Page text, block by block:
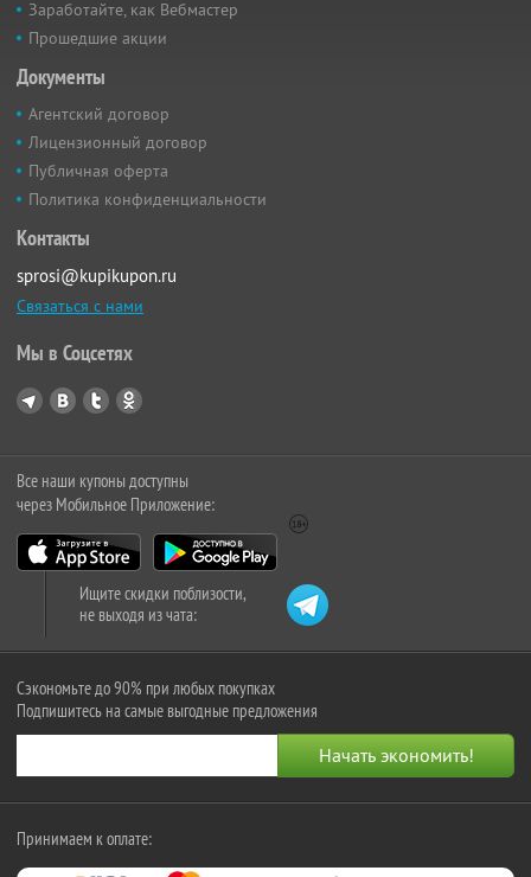
Заработайте, как Вебмастер
Прошедшие акции
Документы
Агентский договор
Лицензионный договор
Публичная оферта
Политика конфиденциальности
Контакты
sprosi@kupikupon.ru
Связаться с нами
Мы в Соцсетях
Все наши купоны доступны
через Мобильное Приложение:
Ищите скидки поблизости,
не выходя из чата:
Сэкономьте до 90% при любых покупках
Подпишитесь на самые выгодные предложения
Принимаем к оплате: